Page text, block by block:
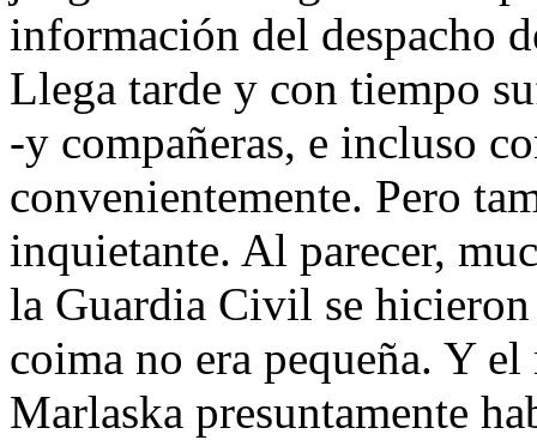
información del despacho
Llega tarde y con tiempo
-y compañeras, e incluso
convenientemente. Pero
inquietante. Al parecer,
la Guardia Civil se
coima no era pequeña. Y
Marlaska presuntamente